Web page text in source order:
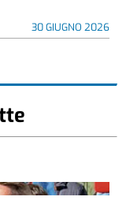
30 GIUGNO 2026